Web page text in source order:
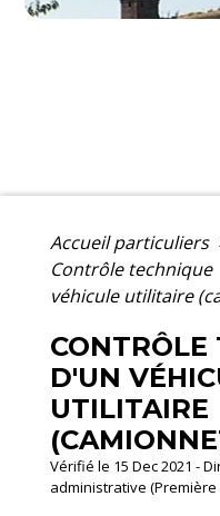
Accueil particuliers
Contrôle technique
véhicule utilitaire
CONTRÔLE
D'UN
UTILITAIRE
Vérifié le 15 Dec 2021 -
administrative (Première